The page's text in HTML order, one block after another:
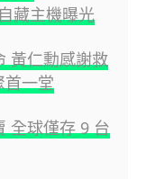
藏主機曝光
黃仁勳感謝救
首一堂
全球僅存 9 台